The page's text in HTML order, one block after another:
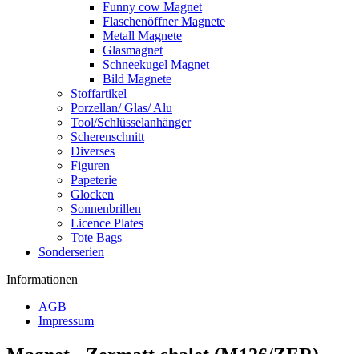
Funny cow Magnet
Flaschenöffner Magnete
Metall Magnete
Glasmagnet
Schneekugel Magnet
Bild Magnete
Stoffartikel
Porzellan/ Glas/ Alu
Tool/Schlüsselanhänger
Scherenschnitt
Diverses
Figuren
Papeterie
Glocken
Sonnenbrillen
Licence Plates
Tote Bags
Sonderserien
Informationen
AGB
Impressum